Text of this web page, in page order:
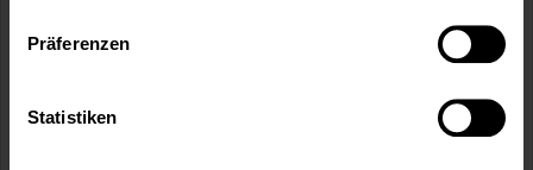
Präferenzen
Statistiken